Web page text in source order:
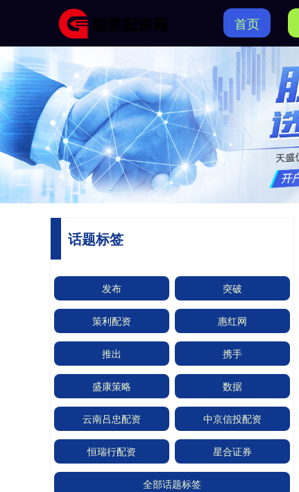
首页
话题标签
发布 突破
策利配资 惠红网
推出 携手
盛康策略 数据
云南吕忠配资 中京信投配资
恒瑞行配资 星合证券
全部话题标签